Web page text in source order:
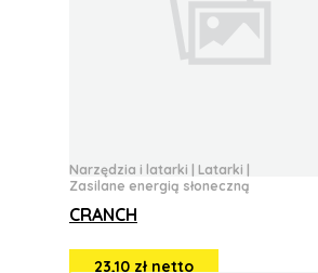
Narzędzia i latarki Latarki
Zasilane energią słoneczną
CRANCH
23,10 zł netto